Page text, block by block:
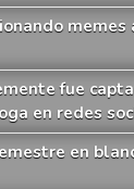
memes
fue
en redes
en